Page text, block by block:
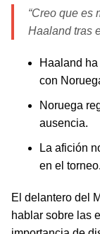
“Creo que es
Haaland tras
Haaland
con
Noruega
ausencia.
La afición
en el torneo.
El delantero del
hablar sobre las